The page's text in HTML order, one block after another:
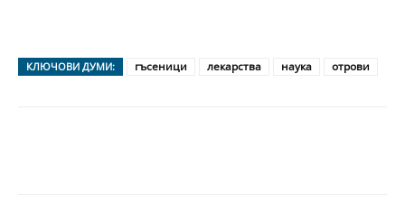
КЛЮЧОВИ ДУМИ: гъсеници лекарства наука отрови